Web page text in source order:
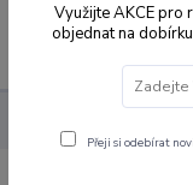
Využijte AKCE pro
objednat na
Přeji si odebírat